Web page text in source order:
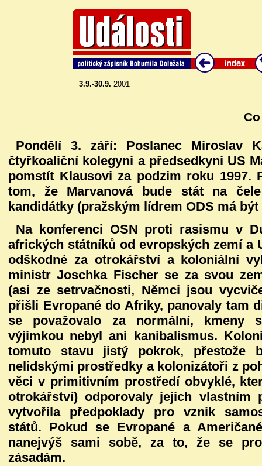
3.9.-30.9. 2001
Pondělí 3. září: Poslanec Miroslav
čtyřkoaliční kolegyni a předsedkyni US
pomstít Klausovi za podzim roku 1997.
tom, že Marvanová bude stát na
kandidátky (pražským lídrem ODS má
Na konferenci OSN proti rasismu v
afrických státníků od evropských zemí a
odškodné za otrokářství a koloniální
ministr Joschka Fischer se za svou
(asi ze setrvačnosti, Němci jsou
přišli Evropané do Afriky, panovaly tam
se považovalo za normální, kmeny
výjimkou nebyl ani kanibalismus.
tomuto stavu jistý pokrok, přestože
nelidskými prostředky a kolonizátoři z
věci v primitivním prostředí obvyklé,
otrokářství) odporovaly jejich vlastním
vytvořila předpoklady pro vznik
států. Pokud se Evropané a
nanejvýš sami sobě, za to, že se
zásadám.